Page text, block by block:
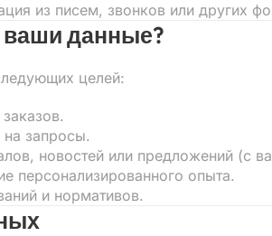
из писем, звонков или других
ваши данные?
целей:
запросы.
новостей или предложений (с
персонализированного опыта.
и нормативов.